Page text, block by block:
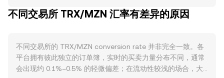
相关，宽松或收紧的全球流动性、风险偏好变化，往往先通过
力，进而影响标注为 TRX/MZN 的报价。监管事件亦会带来扰
动，例如对 TRX 是否涉及证券属性的监管表述、交易平台的
上架/下架决定、对稳定币发行与使用的政策调整（将改变
者均值常被视作“中间价”，为观察 TRX/MZN 报价提供基准。
Volume_i) / Σ Volume_i，即将各交易场所的价格按成交量加
权后求和并除以总成交量。在实际换算中，基础算术很直接：
若以 MZN 计价，MZN Value = TRX Amount × rate；反之，
不同交易所 TRX/MZN 汇率有差异的原因
不同交易所的 TRX/MZN conversion rate 并非完全一致。各
平台拥有彼此独立的订单簿，实时的买卖力量分布不同，通常
会出现约 0.1%–0.5% 的轻微偏差；在流动性较浅的场合，大